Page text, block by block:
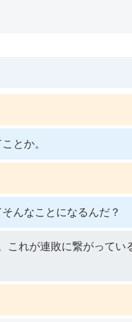
とか。
んなことになるんだ？
これが連敗に繋がってい